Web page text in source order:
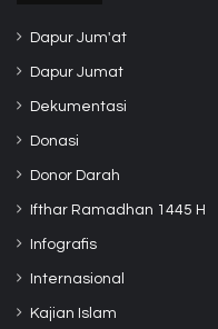
Dapur Jum'at
Dapur Jumat
Dekumentasi
Donasi
Donor Darah
Ifthar Ramadhan 1445 H
Infografis
Internasional
Kajian Islam